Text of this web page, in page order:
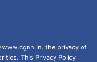
the privacy of
This Privacy Policy